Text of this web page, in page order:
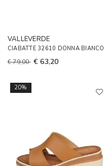
VALLEVERDE
CIABATTE 32610 DONNA BIANCO
€ 79,00 € 63,20
20%